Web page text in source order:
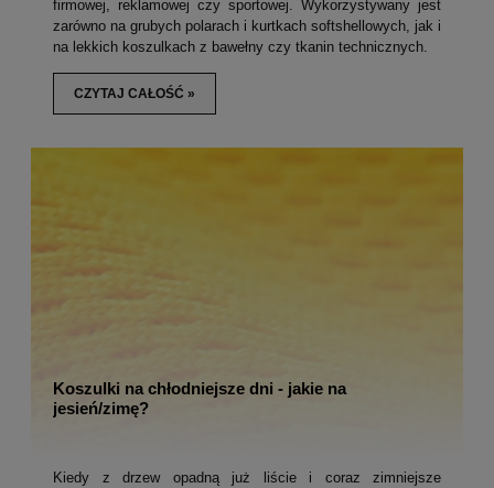
firmowej, reklamowej czy sportowej. Wykorzystywany jest
zarówno na grubych polarach i kurtkach softshellowych, jak i
na lekkich koszulkach z bawełny czy tkanin technicznych.
CZYTAJ CAŁOŚĆ »
Koszulki na chłodniejsze dni - jakie na
jesień/zimę?
Kiedy z drzew opadną już liście i coraz zimniejsze